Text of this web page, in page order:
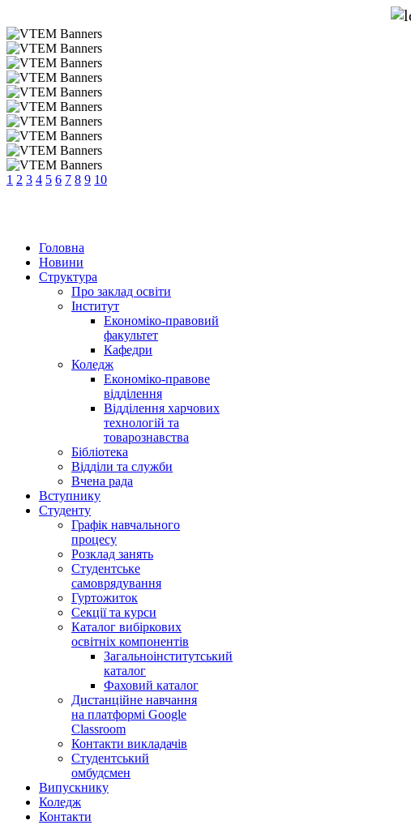
1 2 3 4 5 6 7 8 9 10
Головна
Новини
Структура
Про заклад освіти
Інститут
Економіко-правовий
факультет
Кафедри
Коледж
Економіко-правове
відділення
Відділення харчових
технологій та
товарознавства
Бібліотека
Відділи та служби
Вчена рада
Вступнику
Студенту
Графік навчального
процесу
Розклад занять
Студентське
самоврядування
Гуртожиток
Секції та курси
Каталог вибіркових
освітніх компонентів
Загальноінститутський
каталог
Фаховий каталог
Дистанційне навчання
на платформі Google
Classroom
Контакти викладачів
Студентський
омбудсмен
Випускнику
Коледж
Контакти